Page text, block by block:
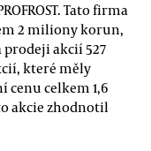
Tato firma
2 miliony korun,
akcií 527
které měly
celkem 1,6
akcie zhodnotil